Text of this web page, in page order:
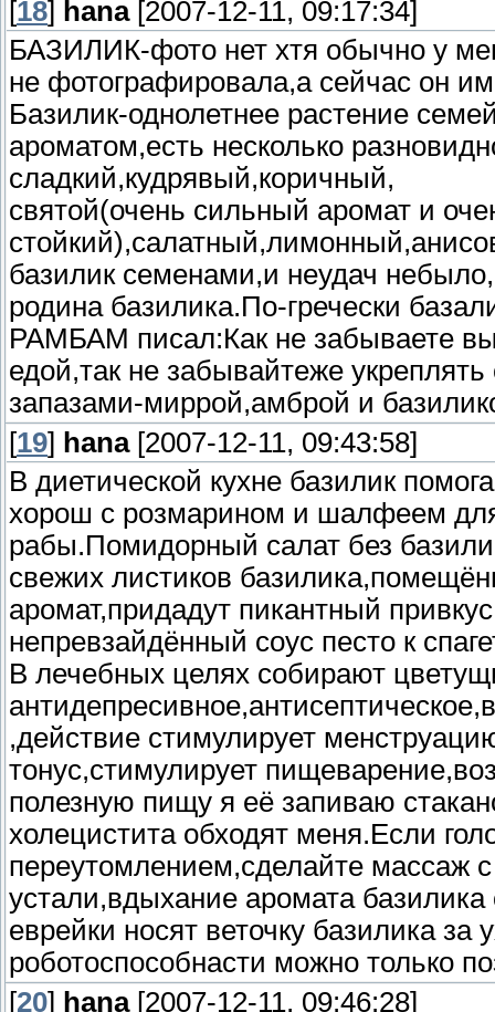
[18] hana[2007-12-11, 09:17:34]
БАЗИЛИК-фото нет хтя обычно у
не фотографировала,а сейчас он
Базилик-однолетнее растение
ароматом,есть несколько
сладкий,кудрявый,коричный,
святой(очень сильный аромат и
базилик семенами,и неудач
родина базилика.По-гречески
РАМБАМ писал:Как не забываете
едой,так не забывайтеже
запазами-миррой,амброй и
[19] hana[2007-12-11, 09:43:58]
В диетической кухне базилик
хорош с розмарином и шалфеем
рабы.Помидорный салат без
свежих листиков
аромат,придадут пикантный
непревзайдённый соус песто к
В лечебных целях собирают
,действие стимулирует
тонус,стимулирует
полезную пищу я её запиваю
холецистита обходят меня.Если
переутомлением,сделайте массаж
устали,вдыхание аромата
еврейки носят веточку базилика
роботоспособнасти можно только
[20] hana[2007-12-11, 09:46:28]